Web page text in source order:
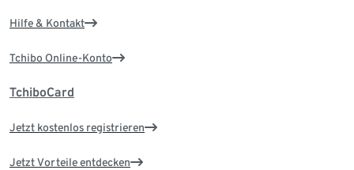
Hilfe & Kontakt
Tchibo Online-Konto
TchiboCard
Jetzt kostenlos registrieren
Jetzt Vorteile entdecken